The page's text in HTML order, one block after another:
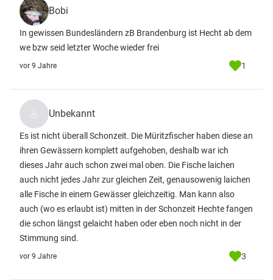
Bobi
In gewissen Bundesländern zB Brandenburg ist Hecht ab dem
we bzw seid letzter Woche wieder frei
vor 9 Jahre 1
Unbekannt
Es ist nicht überall Schonzeit. Die Müritzfischer haben diese an
ihren Gewässern komplett aufgehoben, deshalb war ich
dieses Jahr auch schon zwei mal oben. Die Fische laichen
auch nicht jedes Jahr zur gleichen Zeit, genausowenig laichen
alle Fische in einem Gewässer gleichzeitig. Man kann also
auch (wo es erlaubt ist) mitten in der Schonzeit Hechte fangen
die schon längst gelaicht haben oder eben noch nicht in der
Stimmung sind.
vor 9 Jahre 3